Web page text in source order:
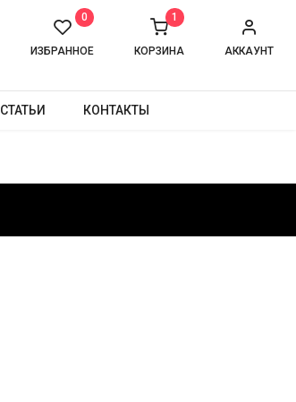
АККАУНТ
КОРЗИНА
1
ИЗБРАННОЕ
0
СТАТЬИ КОНТАКТЫ